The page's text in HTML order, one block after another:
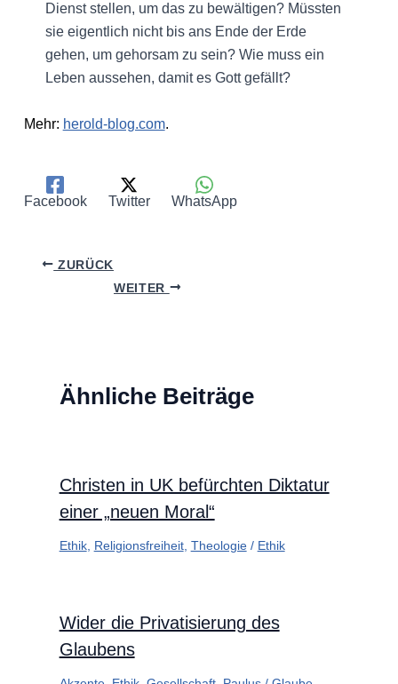
Dienst stellen, um das zu bewältigen? Müssten
sie eigentlich nicht bis ans Ende der Erde
gehen, um gehorsam zu sein? Wie muss ein
Leben aussehen, damit es Gott gefällt?
Mehr: herold-blog.com.
Facebook Twitter WhatsApp
ZURÜCK
WEITER
Ähnliche Beiträge
Christen in UK befürchten Diktatur
einer „neuen Moral“
Ethik, Religionsfreiheit, Theologie/ Ethik
Wider die Privatisierung des
Glaubens